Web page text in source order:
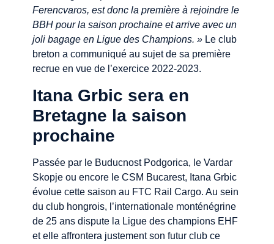
Ferencvaros, est donc la première à rejoindre le
BBH pour la saison prochaine et arrive avec un
joli bagage en Ligue des Champions. »Le club
breton a communiqué au sujet de sa première
recrue en vue de l’exercice 2022-2023.
Itana Grbic sera en
Bretagne la saison
prochaine
Passée par le Buducnost Podgorica, le Vardar
Skopje ou encore le CSM Bucarest, Itana Grbic
évolue cette saison au FTC Rail Cargo. Au sein
du club hongrois, l’internationale monténégrine
de 25 ans dispute la Ligue des champions EHF
et elle affrontera justement son futur club ce